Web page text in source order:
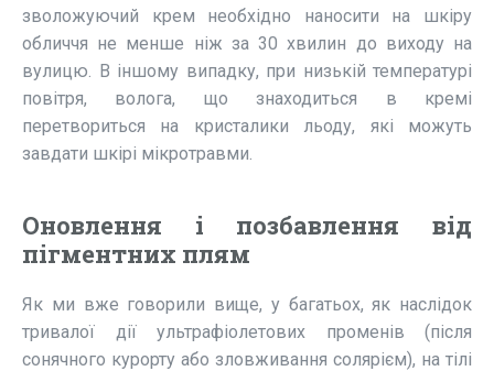
зволожуючий крем необхідно наносити на шкіру
обличчя не менше ніж за 30 хвилин до виходу на
вулицю. В іншому випадку, при низькій температурі
повітря, волога, що знаходиться в кремі
перетвориться на кристалики льоду, які можуть
завдати шкірі мікротравми.
Оновлення і позбавлення від
пігментних плям
Як ми вже говорили вище, у багатьох, як наслідок
тривалої дії ультрафіолетових променів (після
сонячного курорту або зловживання солярієм), на тілі